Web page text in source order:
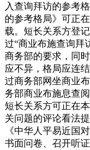
入查询拜访的参考
的参考格局》可正
载。短长关系方登
过“商业布施查询拜
商务部的要求，同
应不异，格局应连
过商务部网坐商业
务部商业布施息查
短长关系方可正在
关问题的评论看法
《中华人平易近国
书面问卷、召开听